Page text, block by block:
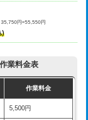
44,000円
11,000円~
55,000円
円=55,550円
)
業料金表
作業料金
5,500円